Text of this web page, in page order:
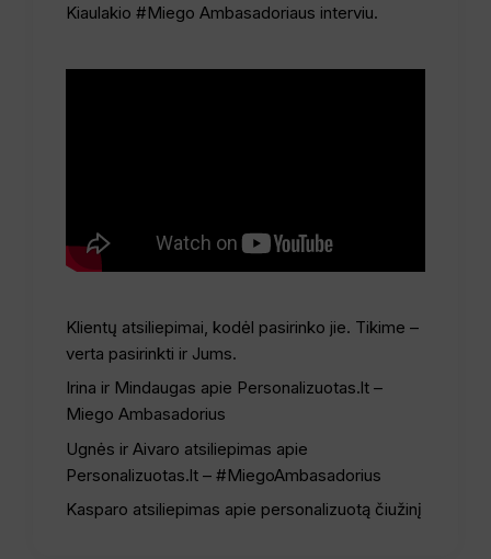
Kiaulakio #Miego Ambasadoriaus interviu.
Klientų atsiliepimai, kodėl pasirinko jie. Tikime –
verta pasirinkti ir Jums.
Irina ir Mindaugas apie Personalizuotas.lt –
Miego Ambasadorius
Ugnės ir Aivaro atsiliepimas apie
Personalizuotas.lt – #MiegoAmbasadorius
Kasparo atsiliepimas apie personalizuotą čiužinį